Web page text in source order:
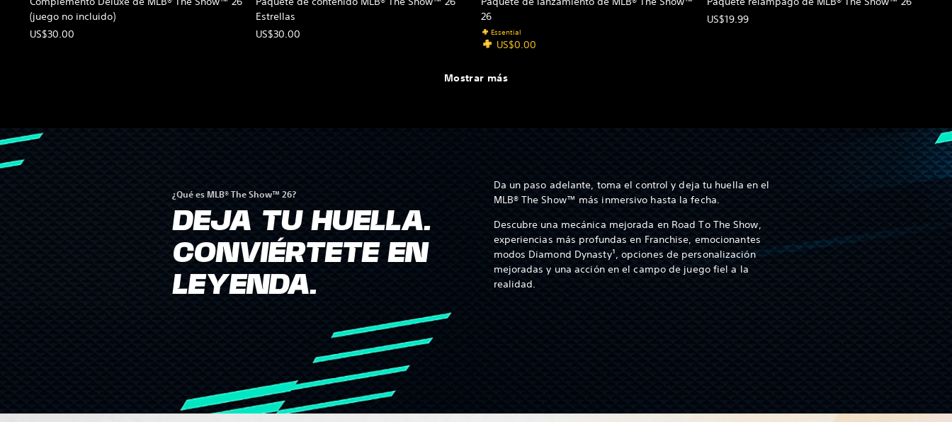
(juego no incluido)
US$30.00
Estrellas
US$30.00
26
Essential
US$0.00
US$19.99
Mostrar más
¿Qué es MLB® The Show™ 26?
DEJA TU HUELLA.
CONVIÉRTETE EN
LEYENDA.
Da un paso adelante, toma el control y deja tu huella en el
MLB® The Show™ más inmersivo hasta la fecha.
Descubre una mecánica mejorada en Road To The Show,
experiencias más profundas en Franchise, emocionantes
modos Diamond Dynasty¹, opciones de personalización
mejoradas y una acción en el campo de juego fiel a la
realidad.